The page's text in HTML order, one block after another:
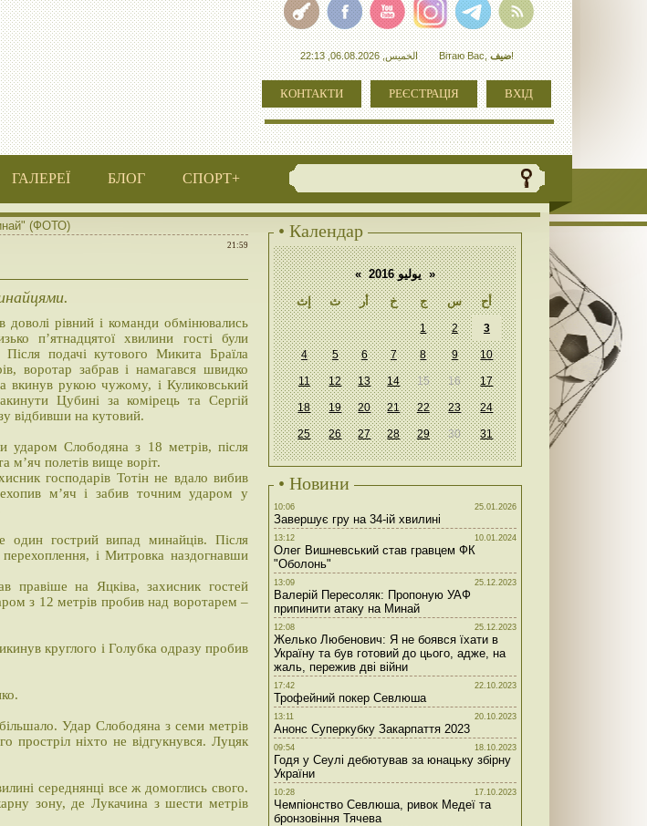
الخميس, 06.08.2026, 22:13 Вітаю Вас,ضيف!
КОНТАКТИ РЕЄСТРАЦІЯ ВХІД
ГАЛЕРЕЇ БЛОГ СПОРТ+
(ФОТО)
21:59
доволі рівний і команди обмінювались
п’ятнадцятої хвилини гості були
подачі кутового Микита Браїла
воротар забрав і намагався швидко
вкинув рукою чужому, і Куликовський
Цубині за комірець та Сергій
відбивши на кутовий.
ударом Слободяна з 18 метрів, після
м’яч полетів вище воріт.
господарів Тотін не вдало вибив
м’яч і забив точним ударом у
один гострий випад минайців. Після
і Митровка наздогнавши
правіше на Яцківа, захисник гостей
з 12 метрів пробив над воротарем –
круглого і Голубка одразу пробив
Удар Слободяна з семи метрів
простріл ніхто не відгукнувся. Луцяк
середнянці все ж домоглись свого.
зону, де Лукачина з шести метрів
• Календар
« يوليو 2016 »
إث
ث أر خ ج س أح
1 2 3
4 5 6 7 8 9 10
11 12 13 14 15 16 17
18 19 20 21 22 23 24
25 26 27 28 29 30 31
• Новини
10:06 25.01.2026
Завершує гру на 34-ій хвилині
13:12 10.01.2024
Олег Вишневський став гравцем ФК
"Оболонь"
13:09 25.12.2023
Валерій Пересоляк: Пропоную УАФ
припинити атаку на Минай
12:08 25.12.2023
Желько Любенович: Я не боявся їхати в
Україну та був готовий до цього, адже, на
жаль, пережив дві війни
17:42 22.10.2023
Трофейний покер Севлюша
13:11 20.10.2023
Анонс Суперкубку Закарпаття 2023
09:54 18.10.2023
Годя у Сеулі дебютував за юнацьку збірну
України
10:28 17.10.2023
Чемпіонство Севлюша, ривок Медеї та
бронзовіння Тячева